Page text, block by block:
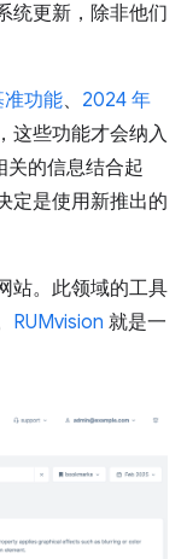
统更新，除非他们
功能、 2024 年
这些功能才会纳入
关的信息结合起
定是使用新推出的
站。此领域的工具
RUMvision 就是一